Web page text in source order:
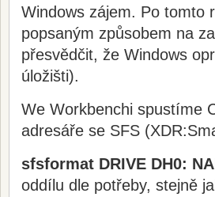
Windows zájem. Po tomto
popsaným způsobem na
přesvědčit, že Windows
úložišti).
We Workbenchi spustíme
adresáře se SFS
sfsformat DRIVE DH0:
oddílu dle potřeby, stejně